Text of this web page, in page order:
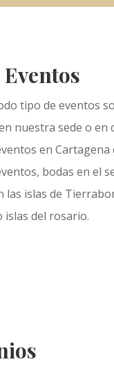
Eventos
tipo de eventos
nuestra sede o en
en Cartagena
bodas en el
las islas de
islas del rosario.